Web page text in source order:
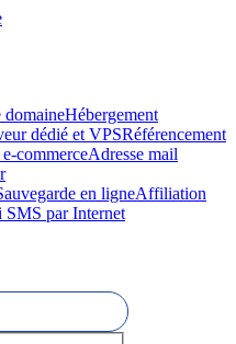
domaineHébergement
dédié et VPSRéférencement
commerceAdresse mail
en ligneAffiliation
SMS par Internet